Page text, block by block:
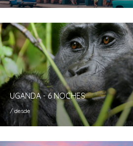
UGANDA - 6 NOCHES
/ desde